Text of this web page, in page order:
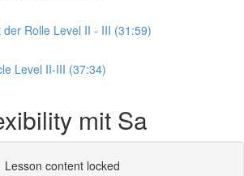
der Rolle Level II - III (31:59)
Level II-III (37:34)
mit Sa
Lesson content locked